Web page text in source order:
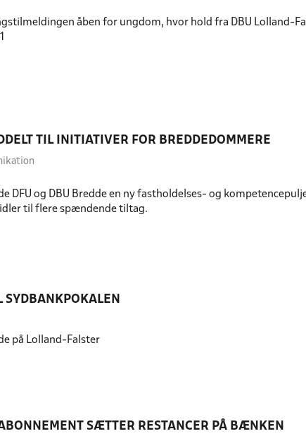
åben for ungdom, hvor hold fra DBU Lolland-
TIL INITIATIVER FOR BREDDEDOMMERE
DFU og DBU Bredde en ny fastholdelses- og
til flere spændende tiltag.
på Lolland-Falster
SÆTTER RESTANCER PÅ BÆNKEN